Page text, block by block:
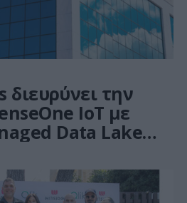
διευρύνει την
ΙοΤ με
Lake
δεδομένων με